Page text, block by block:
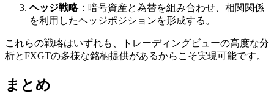
ヘッジ戦略：暗号資産と為替を組み合わせ、相関関係
を利用したヘッジポジションを形成する。
これらの戦略はいずれも、トレーディングビューの高度な分
析とFXGTの多様な銘柄提供があるからこそ実現可能です。
まとめ